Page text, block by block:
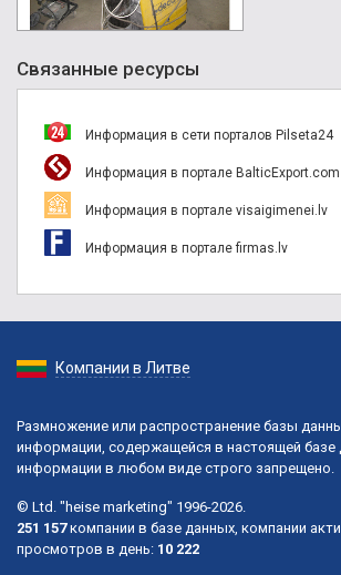
Связанные ресурсы
Информация в сети порталов Pilseta24
Информация в портале BalticExport.com
Информация в портале visaigimenei.lv
Информация в портале firmas.lv
Компании в Литве
Размножение или распространение базы
информации, содержащейся в настоящей базе
информации в любом виде строго запрещено.
© Ltd. "heise marketing" 1996-2026.
251 157компании в базе данных, компании
просмотров в день: 10 222